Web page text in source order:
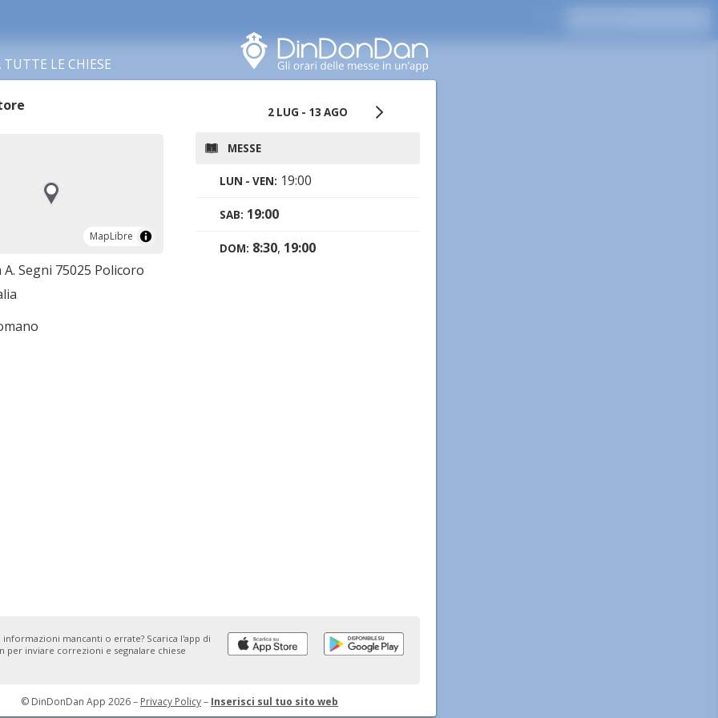
LE CHIESE
MapLibre
MapLibre
A. Segni 75025 Policoro
2 LUG - 13 AGO
MESSE
LUN - VEN: 19:00
SAB: 19:00
DOM: 8:30, 19:00
informazioni mancanti o errate? Scarica l'app di
per inviare correzioni e segnalare chiese
© DinDonDan App 2026 – Privacy Policy– Inserisci sul tuo sito web